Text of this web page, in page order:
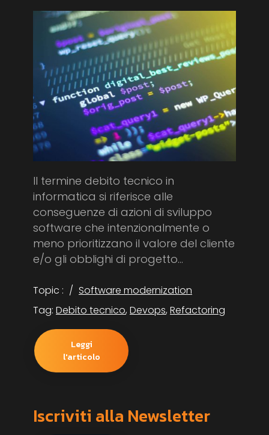
Il termine debito tecnico in
informatica si riferisce alle
conseguenze di azioni di sviluppo
software che intenzionalmente o
meno prioritizzano il valore del cliente
e/o gli obblighi di progetto...
Topic :
Software modernization
Tag: Debito tecnico, Devops, Refactoring
Leggi
l'articolo
Iscriviti alla Newsletter